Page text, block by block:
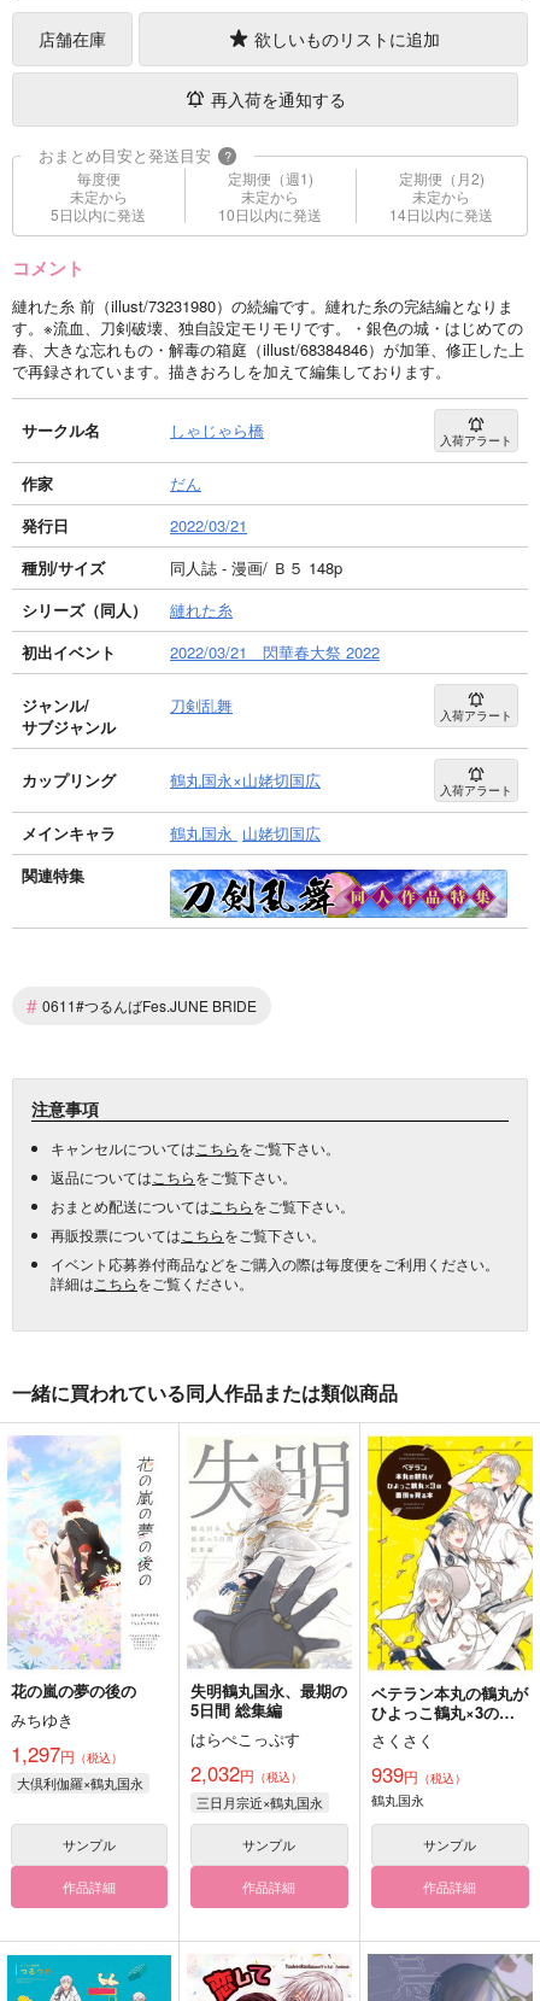
店舗在庫 欲しいものリストに追加
再入荷を通知する
おまとめ目安と発送目安 ?
毎度便
未定から
5日以内に発送
定期便（週1)
未定から
10日以内に発送
定期便（月2)
未定から
14日以内に発送
コメント
縺れた糸 前（illust/73231980）の続編です。縺れた糸の完結編となりま
す。※流血、刀剣破壊、独自設定モリモリです。・銀色の城・はじめての
春、大きな忘れもの・解毒の箱庭（illust/68384846）が加筆、修正した上
で再録されています。描きおろしを加えて編集しております。
サークル名 しゃじゃら橋 入荷アラート
作家
だん
発行日
2022/03/21
種別/サイズ
同人誌 - 漫画/ Ｂ５ 148p
シリーズ（同人）
縺れた糸
初出イベント
2022/03/21 閃華春大祭 2022
ジャンル/
サブジャンル
刀剣乱舞 入荷アラート
カップリング 鶴丸国永×山姥切国広 入荷アラート
メインキャラ 鶴丸国永 山姥切国広
関連特集
# 0611#つるんばFes.JUNE BRIDE
注意事項
キャンセルについては こちらをご覧下さい。
返品については こちらをご覧下さい。
おまとめ配送については こちらをご覧下さい。
再販投票については こちらをご覧下さい。
イベント応募券付商品などをご購入の際は毎度便をご利用ください。
詳細は こちらをご覧ください。
一緒に買われている同人作品または類似商品
花の嵐の夢の後の
みちゆき
1,297円 （税込）
大倶利伽羅×鶴丸国永
サンプル
作品詳細
失明鶴丸国永、最期の
5日間 総集編
はらぺこっぷす
2,032円 （税込）
三日月宗近×鶴丸国永
サンプル
作品詳細
ベテラン本丸の鶴丸が
ひよっこ鶴丸×3の面
倒を見る本
さくさく
939円 （税込）
鶴丸国永
サンプル
作品詳細